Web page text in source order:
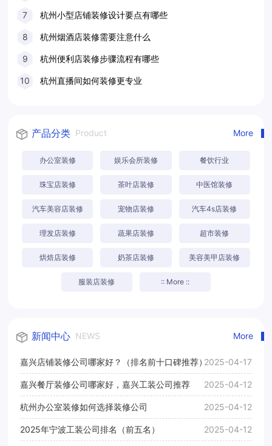
7 杭州小型店铺装修设计要点有哪些
8 杭州烟酒店装修需要注意什么
9 杭州便利店装修步骤流程有哪些
10 杭州直播间如何装修更专业
产品分类 Product More
办公室装修 娱乐会所装修 餐饮行业
珠宝店装修 茶叶店装修 中医馆装修
汽车美容店装修 宠物店装修 汽车4s店装修
理发店装修 蔬果店装修 超市装修
烘焙店装修 奶茶店装修 美容美甲店装修
服装店装修 :: More ::
新闻中心 NEWS More
嘉兴店铺装修公司哪家好？（排名前十口碑推荐）2025-04-17
嘉兴餐厅装修公司哪家好，嘉兴工装公司推荐 2025-04-12
杭州办公室装修如何选择装修公司 2025-04-12
2025年宁波工装公司排名（前五名） 2025-04-12